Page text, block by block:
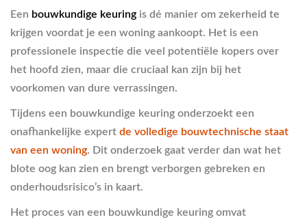
Een bouwkundige keuring is dé manier om zekerheid te
krijgen voordat je een woning aankoopt. Het is een
professionele inspectie die veel potentiële kopers over
het hoofd zien, maar die cruciaal kan zijn bij het
voorkomen van dure verrassingen.
Tijdens een bouwkundige keuring onderzoekt een
onafhankelijke expert de volledige bouwtechnische staat
van een woning. Dit onderzoek gaat verder dan wat het
blote oog kan zien en brengt verborgen gebreken en
onderhoudsrisico’s in kaart.
Het proces van een bouwkundige keuring omvat